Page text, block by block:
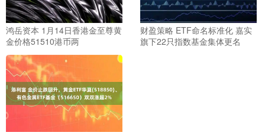
鸿岳资本 1月14日香港金至尊黄
金价格51510港币两
财盈策略 ETF命名标准化 嘉实
旗下22只指数基金集体更名